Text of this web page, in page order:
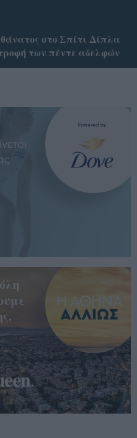
στο Σπίτι Δίπλα
των πέντε αδελφών